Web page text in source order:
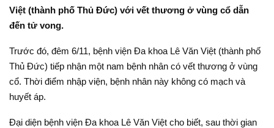
Việt (thành phố Thủ Đức) với vết thương ở vùng cổ dẫn
đến tử vong.
Trước đó, đêm 6/11, bệnh viện Đa khoa Lê Văn Việt (thành phố
Thủ Đức) tiếp nhận một nam bệnh nhân có vết thương ở vùng
cổ. Thời điểm nhập viện, bệnh nhân này không có mạch và
huyết áp.
Đại diện bệnh viện Đa khoa Lê Văn Việt cho biết, sau thời gian